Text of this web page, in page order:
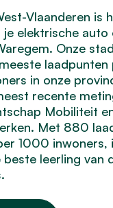
Vlaanderen is
je elektrische auto
Onze
laadpunten
in onze
recente
Mobiliteit
Met 880
1000 inwoners,
leerling van